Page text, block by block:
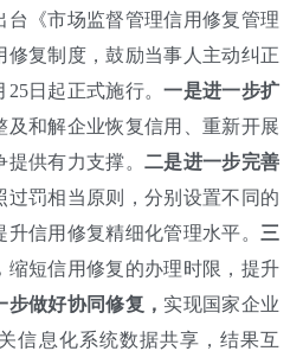
台《市场监督管理信用修复管理
修复制度，鼓励当事人主动纠正
25日起正式施行。一是进一步扩
及和解企业恢复信用、重新开展
供有力支撑。 二是进一步完善
过罚相当原则，分别设置不同的
信用修复精细化管理水平。 三
缩短信用修复的办理时限，提升
步做好协同修复， 实现国家企业
信息化系统数据共享，结果互